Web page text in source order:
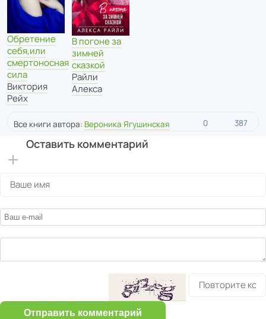
Обретение
себя,или
смертоносная
сила
Виктория
Рейх
В погоне за
зимней
сказкой
Райли
Алекса
Все книги автора: Вероника Ягушинская 0 387
Оставить комментарий
Отправить комментарий